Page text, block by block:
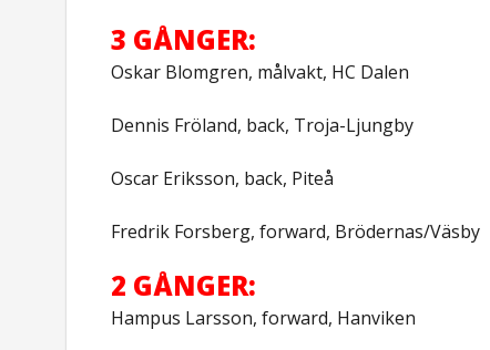
3 GÅNGER:
Oskar Blomgren, målvakt, HC Dalen
Dennis Fröland, back, Troja-Ljungby
Oscar Eriksson, back, Piteå
Fredrik Forsberg, forward, Brödernas/Väsby
2 GÅNGER:
Hampus Larsson, forward, Hanviken